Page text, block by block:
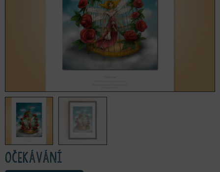
Očekávání